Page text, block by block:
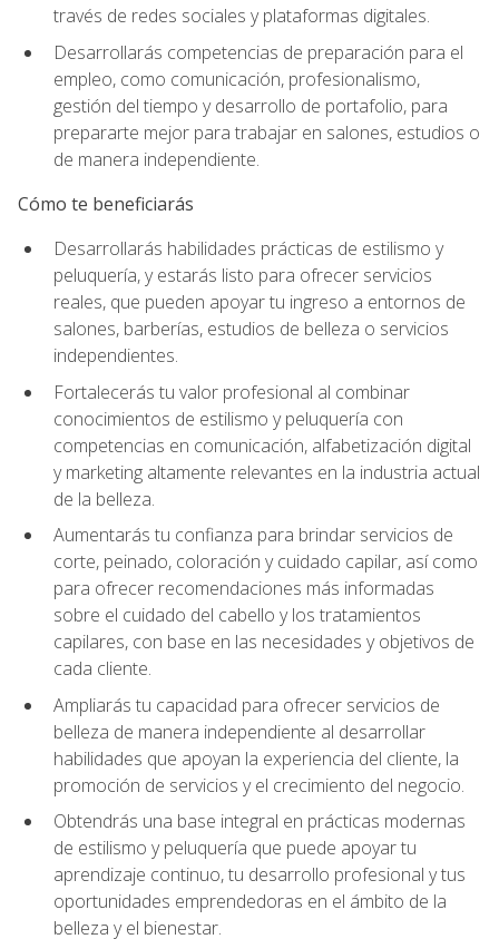
través de redes sociales y plataformas digitales.
Desarrollarás competencias de preparación para el
empleo, como comunicación, profesionalismo,
gestión del tiempo y desarrollo de portafolio, para
prepararte mejor para trabajar en salones, estudios o
de manera independiente.
Cómo te beneficiarás
Desarrollarás habilidades prácticas de estilismo y
peluquería, y estarás listo para ofrecer servicios
reales, que pueden apoyar tu ingreso a entornos de
salones, barberías, estudios de belleza o servicios
independientes.
Fortalecerás tu valor profesional al combinar
conocimientos de estilismo y peluquería con
competencias en comunicación, alfabetización digital
y marketing altamente relevantes en la industria actual
de la belleza.
Aumentarás tu confianza para brindar servicios de
corte, peinado, coloración y cuidado capilar, así como
para ofrecer recomendaciones más informadas
sobre el cuidado del cabello y los tratamientos
capilares, con base en las necesidades y objetivos de
cada cliente.
Ampliarás tu capacidad para ofrecer servicios de
belleza de manera independiente al desarrollar
habilidades que apoyan la experiencia del cliente, la
promoción de servicios y el crecimiento del negocio.
Obtendrás una base integral en prácticas modernas
de estilismo y peluquería que puede apoyar tu
aprendizaje continuo, tu desarrollo profesional y tus
oportunidades emprendedoras en el ámbito de la
belleza y el bienestar.